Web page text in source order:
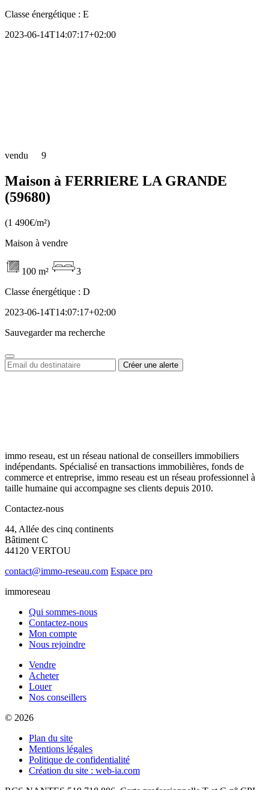
Classe énergétique : E
2023-06-14T14:07:17+02:00
vendu 9
Maison à FERRIERE LA GRANDE
(59680)
(1 490€/m²)
Maison à vendre
100 m²
3
Classe énergétique : D
2023-06-14T14:07:17+02:00
Sauvegarder ma recherche
immo reseau, est un réseau national de conseillers immobiliers
indépendants. Spécialisé en transactions immobilières, fonds de
commerce et entreprise, immo reseau est un réseau professionnel à
taille humaine qui accompagne ses clients depuis 2010.
Contactez-nous
44, Allée des cinq continents
Bâtiment C
44120 VERTOU
contact@immo-reseau.com Espace pro
immoreseau
Qui sommes-nous
Contactez-nous
Mon compte
Nous rejoindre
Vendre
Acheter
Louer
Nos conseillers
© 2026
Plan du site
Mentions légales
Politique de confidentialité
Création du site : web-ia.com